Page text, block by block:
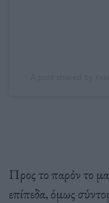
Προς το παρόν το
επίπεδα, όμως